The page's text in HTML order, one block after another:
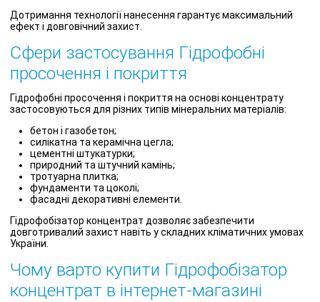
Дотримання технології нанесення гарантує максимальний
ефект і довговічний захист.
Сфери застосування Гідрофобні
просочення і покриття
Гідрофобні просочення і покриття на основі концентрату
застосовуються для різних типів мінеральних матеріалів:
бетон і газобетон;
силікатна та керамічна цегла;
цементні штукатурки;
природний та штучний камінь;
тротуарна плитка;
фундаменти та цоколі;
фасадні декоративні елементи.
Гідрофобізатор концентрат дозволяє забезпечити
довготривалий захист навіть у складних кліматичних умовах
України.
Чому варто купити Гідрофобізатор
концентрат в інтернет-магазині